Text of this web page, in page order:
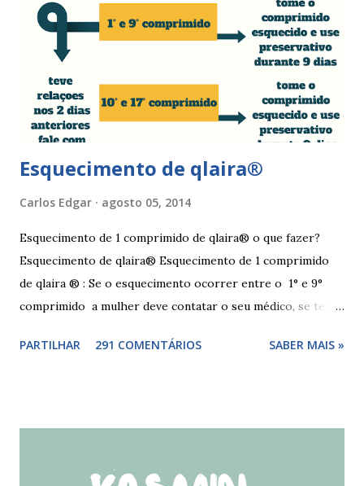
sexuais durante 4 dias, aplicar pomada pastosa de vitamina
A e óxido de zinco, fazer a higiene intima duas vezes ao dia
com sabonete de pH neutro e quando retomar as relações
sexuais deverá garantir que a ferida está cicatrizada e que
está lubrificada, se necessário usar um lubrific...
Esquecimento de qlaira®
Carlos Edgar agosto 05, 2014
Esquecimento de 1 comprimido de qlaira® o que fazer?
Esquecimento de qlaira® Esquecimento de 1 comprimido
de qlaira ® : Se o esquecimento ocorrer entre o 1° e 9°
comprimido a mulher deve contatar o seu médico, se teve
comprimido(s) esquecidos, continuar a tomar os restantes
PARTILHAR 291 COMENTÁRIOS SABER MAIS »